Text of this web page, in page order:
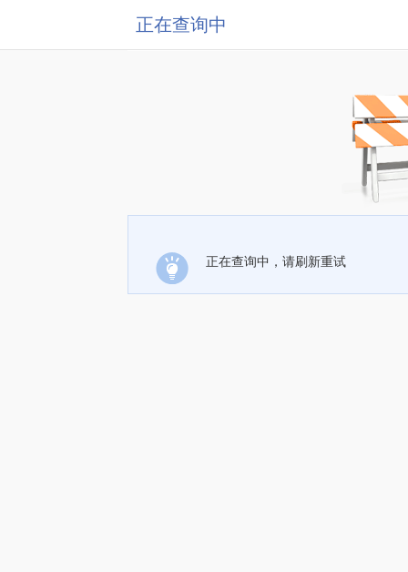
正在查询中
正在查询中，请刷新重试